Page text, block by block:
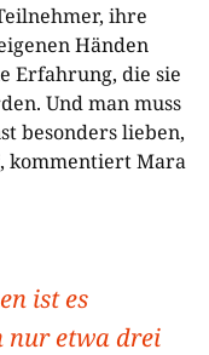
ihre
Händen
Erfahrung, die sie
Und man muss
besonders lieben,
kommentiert Mara
ist es
nur etwa drei